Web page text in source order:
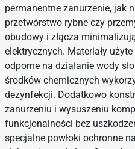
permanentne zanurzenie, jak
przetwórstwo rybne czy
obudowy i złącza
elektrycznych. Materiały
odporne na działanie wody
środków chemicznych
dezynfekcji. Dodatkowo
zanurzeniu i wysuszeniu
funkcjonalności bez
specjalne powłoki ochronne